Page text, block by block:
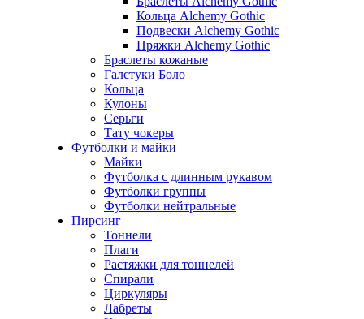
Кольца Alchemy Gothic
Подвески Alchemy Gothic
Пряжки Alchemy Gothic
Браслеты кожаные
Галстуки Боло
Кольца
Кулоны
Серьги
Тату чокеры
Футболки и майки
Майки
Футболка с длинным рукавом
Футболки группы
Футболки нейтральные
Пирсинг
Тоннели
Плаги
Растяжки для тоннелей
Спирали
Циркуляры
Лабреты